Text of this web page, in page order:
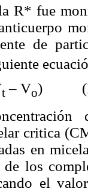
R* fue
de
t – Vo)
critica
en
de los
el